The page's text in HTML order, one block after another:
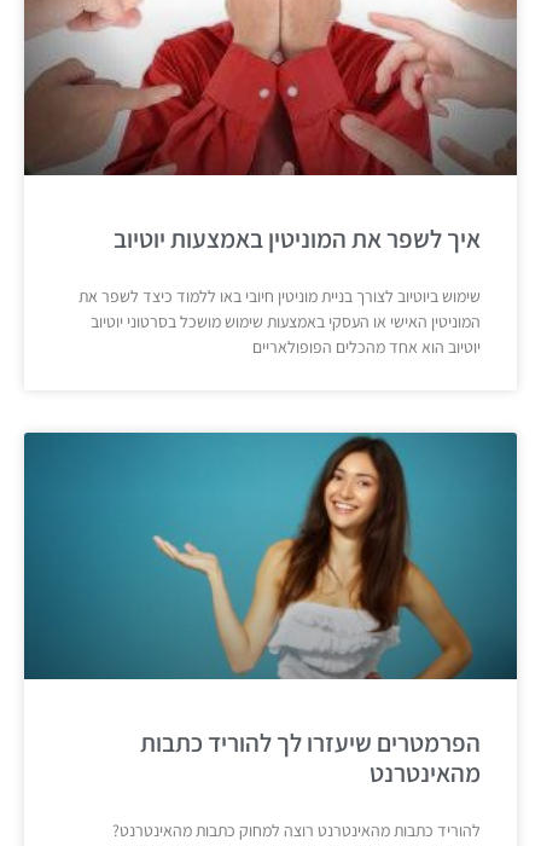
איך לשפר את המוניטין באמצעות יוטיוב
שימוש ביוטיוב לצורך בניית מוניטין חיובי באו ללמוד כיצד לשפר את
המוניטין האישי או העסקי באמצעות שימוש מושכל בסרטוני יוטיוב
יוטיוב הוא אחד מהכלים הפופולאריים
הפרמטרים שיעזרו לך להוריד כתבות
מהאינטרנט
להוריד כתבות מהאינטרנט רוצה למחוק כתבות מהאינטרנט?